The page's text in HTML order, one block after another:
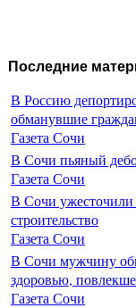
Последние
В Россию
обманувшие
Газета Сочи
В Сочи пьяный
Газета Сочи
В Сочи ужесточили
строительство
Газета Сочи
В Сочи мужчину
здоровью,
Газета Сочи